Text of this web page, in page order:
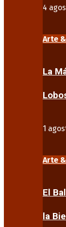
4
Arte
La
1
Arte
El
la